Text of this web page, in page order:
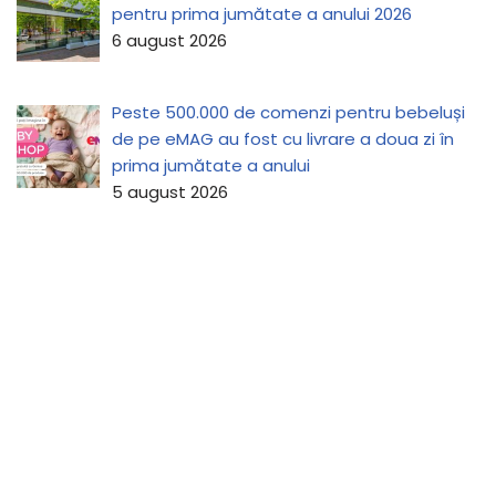
pentru prima jumătate a anului 2026
6 august 2026
Peste 500.000 de comenzi pentru bebeluși
de pe eMAG au fost cu livrare a doua zi în
prima jumătate a anului
5 august 2026